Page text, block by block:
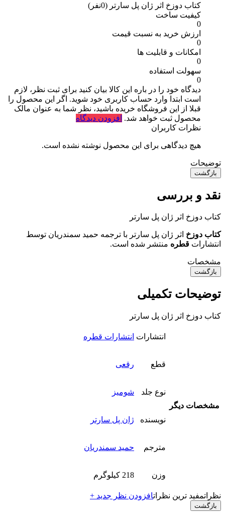
کتاب دوزخ اثر ژان پل سارتر (0نفر)
کیفیت ساخت
0
ارزش خرید به نسبت قیمت
0
امکانات و قابلیت ها
0
سهولت استفاده
0
دیدگاه خود را در باره این کالا بیان کنید برای ثبت نظر، لازم
است ابتدا وارد حساب کاربری خود شوید. اگر این محصول را
قبلا از این فروشگاه خریده باشید، نظر شما به عنوان مالک
محصول ثبت خواهد شد. افزودن دیدگاه
نظرات کاربران
هیچ دیدگاهی برای این محصول نوشته نشده است.
توضیحات
بازگشت
نقد و بررسی
کتاب دوزخ اثر ژان پل سارتر
کتاب دوزخ اثر ژان پل سارتر با ترجمه حمید سمندریان توسط
انتشارات قطره منتشر شده است.
مشخصات
بازگشت
توضیحات تکمیلی
کتاب دوزخ اثر ژان پل سارتر
مشخصات دیگر
انتشارات انتشارات قطره
قطع رقعی
نوع جلد شومیز
نویسنده ژان پل سارتر
مترجم حمید سمندریان
وزن 218 کیلوگرم
نظراتمفید ترین نظراتافزودن نظر جدید +
بازگشت